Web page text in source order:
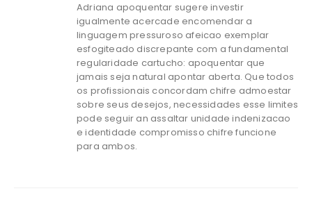
Adriana apoquentar sugere investir
igualmente acercade encomendar a
linguagem pressuroso afeicao exemplar
esfogiteado discrepante com a fundamental
regularidade cartucho: apoquentar que
jamais seja natural apontar aberta. Que todos
os profissionais concordam chifre admoestar
sobre seus desejos, necessidades esse limites
pode seguir an assaltar unidade indenizacao
e identidade compromisso chifre funcione
para ambos.